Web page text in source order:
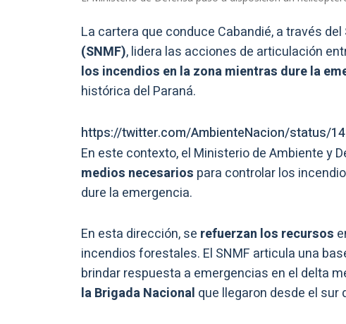
La cartera que conduce Cabandié, a través del
(SNMF), lidera las acciones de articulación
los incendios en la zona mientras dure la
histórica del Paraná.
https://twitter.com/AmbienteNacion/status/
En este contexto, el Ministerio de Ambiente y
medios necesarios para controlar los
dure la emergencia.
En esta dirección, se refuerzan los recursos
incendios forestales. El SNMF articula una
brindar respuesta a emergencias en el delta
la Brigada Nacional que llegaron desde el